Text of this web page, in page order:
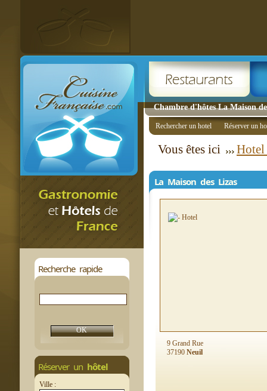
Chambre d'hôtes La Maison
Recherche rapide
Réserver un hôtel
Ville :
Rechercher un hotel Réserver un
Vous êtes ici Hotel
La Maison des Lizas
9 Grand Rue
37190 Neuil